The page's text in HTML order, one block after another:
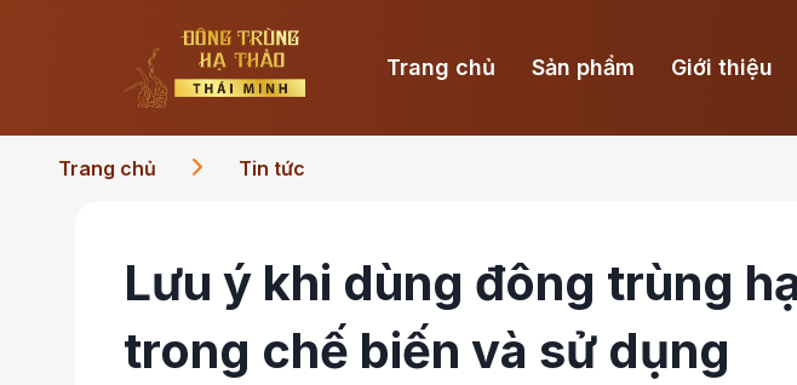
Trang chủ Sản phẩm Giới thiệu
Trang chủ Tin tức
Lưu ý khi dùng đông trùng
trong chế biến và sử dụng